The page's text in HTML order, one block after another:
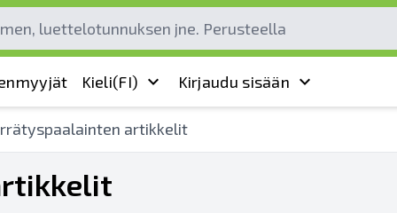
Kieli(FI) Kirjaudu sisään
artikkelit